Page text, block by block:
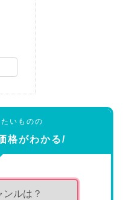
いものの
格がわかる/